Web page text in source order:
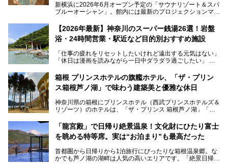
新横浜に2026年6月オープン予定の「サウナリゾート＆スパ
ブルーオーシャン」。館内には最新のプロジェクションマッ
的な“没入感（イマーシブ）”を体験できます。
今回は、そんな大注目の施設に一足先にお邪魔し、その全貌
を見学させていただきました！
サウナ室の中に咲き誇る桜、魚たちが泳ぐ水風呂、そしてバ
リのビーチを思わせる休憩スペース…。驚きの連続だった館
内の様子をレポートします！
【2026年最新】神奈川のスーパー銭湯26選！岩盤
浴・24時間営業・駅近など目的別おすすめ施設
「仕事の疲れをリセットしたいけれど遠出する元気はない」
「休日は漫画を読みながら一日中ダラダラ過ごしたい」
たい」
そんな「癒やされたい」という願いを叶えてくれるのが、神
神奈川県には、サウナや岩盤浴、一日中遊べるエンタメ施設
など、“非日常”を味わえるスーパー銭湯が数多く揃っていま
う」という人も多いはず。
そこで今回は、神奈川県内の人気施設26選を「安さ」「岩
業」「駅近」など、目的別に厳選して紹介します。
今の気分にぴったりの施設を見つけて、最高のリフレッシュ
箱根 プリンスホテルの旗艦ホテル、「ザ・プリン
ス箱根芦ノ湖」で味わう建築美と優雅な休日
神奈川県の箱根にプリンスホテル（西武プリンスホテルズ＆
リゾーツ）のホテルは、「ザ・プリンス 箱根芦ノ湖」「芦
「箱根仙石原プリンスホテル」と4軒あり、今回ご紹介する
「ザ・プリンス 箱根芦ノ湖」は、その中でもフラッグシッ
プ（旗艦）に位置づけられる特別なホテルです。
昭和の日本を代表する建築家の一人、村野藤吾が芦ノ湖の畔
に建てた桃源郷のようなホテルがここ。自家源泉の温泉や、
「龍宮殿」で日帰り絶景温泉！文化財にひたり富士
を眺める特等席。実は“お泊まり”も最高だった
首都圏から日帰りから1泊旅行にぴったりな箱根温泉郷。な
かでも芦ノ湖の湖畔は人気の高いエリアです。「絶景日帰り